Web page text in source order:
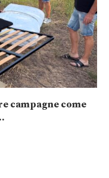
campagne come